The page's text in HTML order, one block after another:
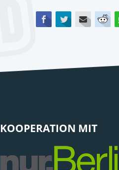
FacebookTwitterE-mail
KOOPERATION MIT